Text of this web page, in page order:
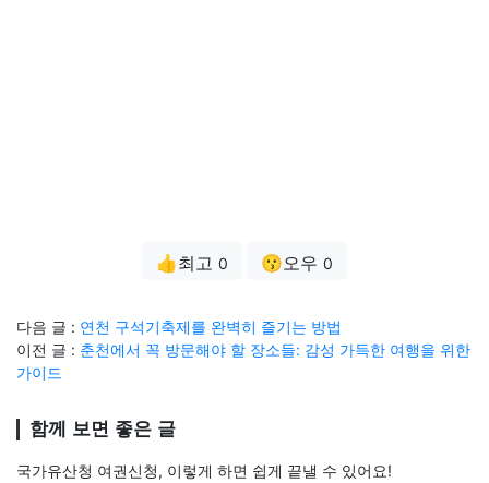
👍최고 0 😗오우 0
다음 글 : 연천 구석기축제를 완벽히 즐기는 방법
이전 글 : 춘천에서 꼭 방문해야 할 장소들: 감성 가득한 여행을 위한
가이드
함께 보면 좋은 글
국가유산청 여권신청, 이렇게 하면 쉽게 끝낼 수 있어요!